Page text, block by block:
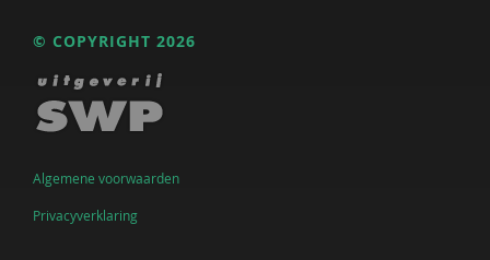
© COPYRIGHT 2026
Algemene voorwaarden
Privacyverklaring